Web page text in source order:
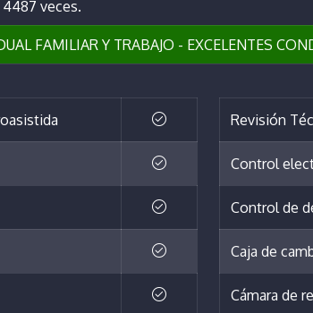
veces.
FAMILIAR Y TRABAJO - EXCELENTES
Revisión
Control
Control de
Caja de
Cámara de